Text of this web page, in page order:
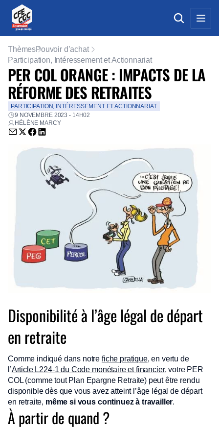
ThèmesPouvoir d’achat
Participation, Intéressement et Actionnariat
PER COL ORANGE : IMPACTS DE LA
RÉFORME DES RETRAITES
PARTICIPATION, INTÉRESSEMENT ET ACTIONNARIAT
9 NOVEMBRE 2023 - 14H02
HÉLÈNE MARCY
Envoyer par email (nouvelle fenêtre)
Partager sur Twitter (nouvelle fenêtre)
Partager sur Facebook (nouvelle fenêtre)
Partager sur LinkedIn (nouvelle fenêtre)
Disponibilité à l’âge légal de départ
en retraite
Comme indiqué dans notre fiche pratique, en vertu de
l’Article L224-1 du Code monétaire et financier, votre PER
COL (comme tout Plan Epargne Retraite) peut être rendu
disponible dès que vous avez atteint l’âge légal de départ
en retraite, même si vous continuez à travailler.
À partir de quand ?